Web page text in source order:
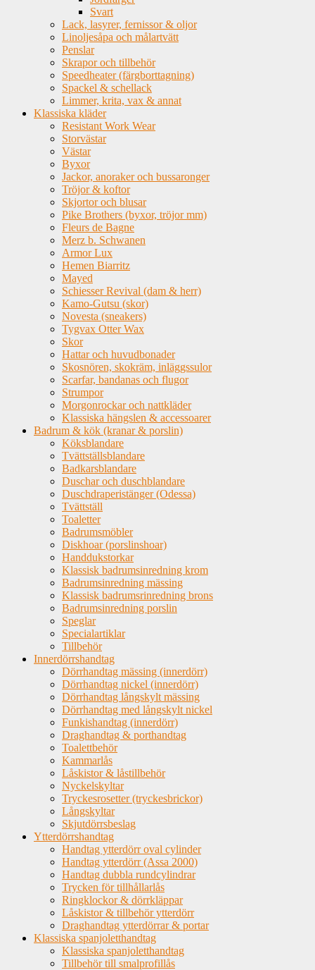
Svart
Lack, lasyrer, fernissor & oljor
Linoljesåpa och målartvätt
Penslar
Skrapor och tillbehör
Speedheater (färgborttagning)
Spackel & schellack
Limmer, krita, vax & annat
Klassiska kläder
Resistant Work Wear
Storvästar
Västar
Byxor
Jackor, anoraker och bussaronger
Tröjor & koftor
Skjortor och blusar
Pike Brothers (byxor, tröjor mm)
Fleurs de Bagne
Merz b. Schwanen
Armor Lux
Hemen Biarritz
Mayed
Schiesser Revival (dam & herr)
Kamo-Gutsu (skor)
Novesta (sneakers)
Tygvax Otter Wax
Skor
Hattar och huvudbonader
Skosnören, skokräm, inläggssulor
Scarfar, bandanas och flugor
Strumpor
Morgonrockar och nattkläder
Klassiska hängslen & accessoarer
Badrum & kök (kranar & porslin)
Köksblandare
Tvättställsblandare
Badkarsblandare
Duschar och duschblandare
Duschdraperistänger (Odessa)
Tvättställ
Toaletter
Badrumsmöbler
Diskhoar (porslinshoar)
Handdukstorkar
Klassisk badrumsinredning krom
Badrumsinredning mässing
Klassisk badrumsrinredning brons
Badrumsinredning porslin
Speglar
Specialartiklar
Tillbehör
Innerdörrshandtag
Dörrhandtag mässing (innerdörr)
Dörrhandtag nickel (innerdörr)
Dörrhandtag långskylt mässing
Dörrhandtag med långskylt nickel
Funkishandtag (innerdörr)
Draghandtag & porthandtag
Toalettbehör
Kammarlås
Låskistor & låstillbehör
Nyckelskyltar
Tryckesrosetter (tryckesbrickor)
Långskyltar
Skjutdörrsbeslag
Ytterdörrshandtag
Handtag ytterdörr oval cylinder
Handtag ytterdörr (Assa 2000)
Handtag dubbla rundcylindrar
Trycken för tillhållarlås
Ringklockor & dörrkläppar
Låskistor & tillbehör ytterdörr
Draghandtag ytterdörrar & portar
Klassiska spanjoletthandtag
Klassiska spanjoletthandtag
Tillbehör till smalprofillås